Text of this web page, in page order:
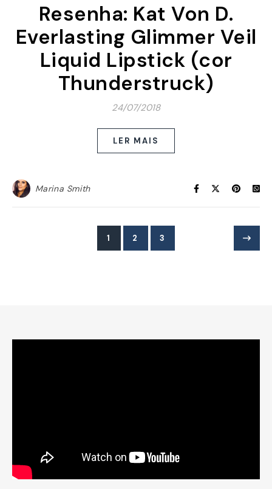
Resenha: Kat Von D.
Everlasting Glimmer Veil
Liquid Lipstick (cor
Thunderstruck)
24/07/2018
LER MAIS
Marina Smith
1 2 3